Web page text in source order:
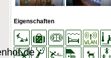
Eigenschaften